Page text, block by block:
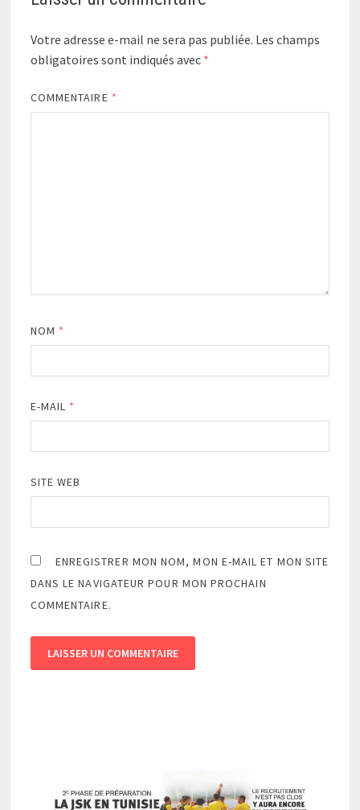
Votre adresse e-mail ne sera pas publiée. Les champs
obligatoires sont indiqués avec *
COMMENTAIRE *
NOM *
E-MAIL *
SITE WEB
ENREGISTRER MON NOM, MON E-MAIL ET MON SITE
DANS LE NAVIGATEUR POUR MON PROCHAIN
COMMENTAIRE.